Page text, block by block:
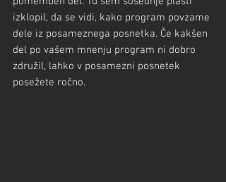
izklopil, da se vidi, kako program povzame
dele iz posameznega posnetka. Če kakšen
del po vašem mnenju program ni dobro
združil, lahko v posamezni posnetek
posežete ročno.